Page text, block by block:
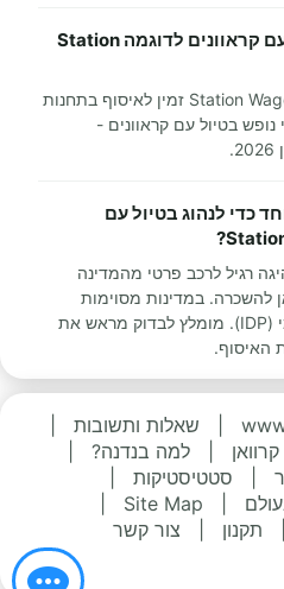
היכן ניתן לאסוף את הטיול עם קראוונים לדוגמה Station
הטיול עם קראוונים לדוגמה Station Wagon זמין לאיסוף בתחנות
בטיול עם קראוונים -
כדי לנהוג בטיול עם
רגיל לרכב פרטי מהמדינה
להשכרה. במדינות מסוימות
יידרש גם רישיון נהיגה בינלאומי (IDP). מומלץ לבדוק מראש את
האיסוף.
שאלות ותשובות
למה בנדנה?
סטטיסטיקות
Site Map
תקנון צור קשר